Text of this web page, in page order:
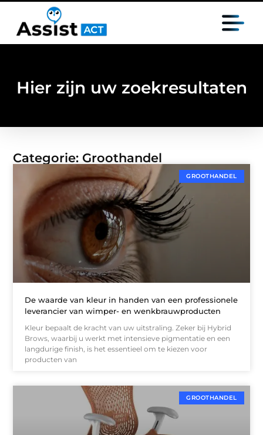
Hier zijn uw zoekresultaten
Categorie: Groothandel
GROOTHANDEL
De waarde van kleur in handen van een professionele
leverancier van wimper- en wenkbrauwproducten
Kleur bepaalt de kracht van uw uitstraling. Zeker bij Hybrid
Brows, waarbij u werkt met intensieve pigmentatie en een
langdurige finish, is het essentieel om te kiezen voor
producten van
GROOTHANDEL